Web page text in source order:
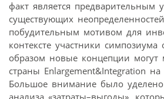
факт является предварительным
существующих
побудительным мотивом для
контексте участники симпозиума
образом новые концепции могут
страны Enlargement&Integration на
Большое внимание было